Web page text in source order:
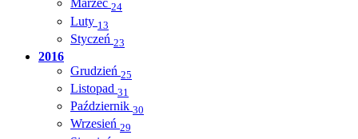
Marzec 24
Luty 13
Styczeń 23
2016
Grudzień 25
Listopad 31
Październik 30
Wrzesień 29